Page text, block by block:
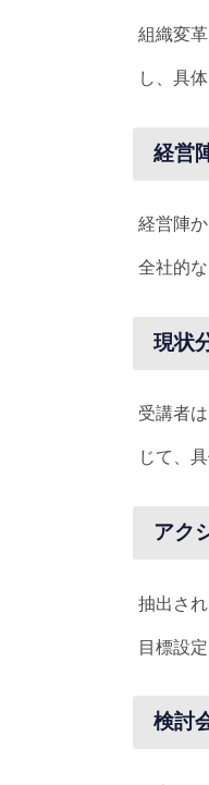
組織変
し、具
経営
経営陣
全社的
現状
受講者
じて、
アク
抽出さ
目標設
検討